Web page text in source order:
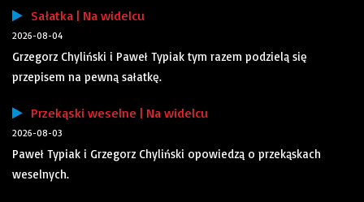
Sałatka | Na widelcu
2026-08-04
Grzegorz Chyliński i Paweł Typiak tym razem podzielą się
przepisem na pewną sałatkę.
Przekąski weselne | Na widelcu
2026-08-03
Paweł Typiak i Grzegorz Chyliński opowiedzą o przekąskach
weselnych.